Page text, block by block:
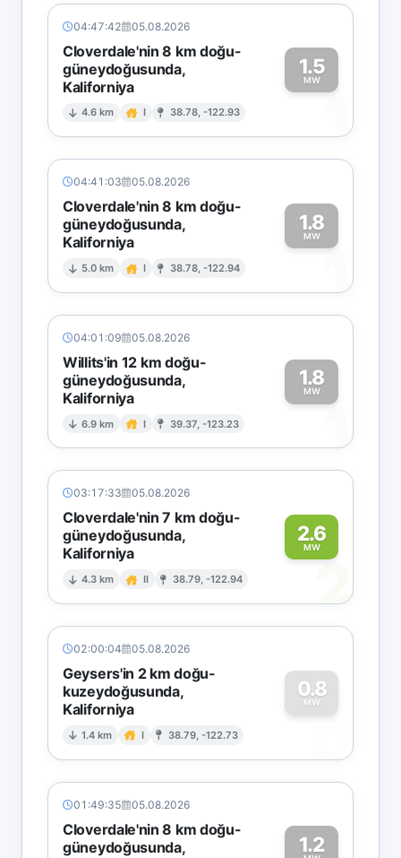
04:47:42 05.08.2026
Cloverdale'nin 8 km doğu-
güneydoğusunda,
Kaliforniya
4.6 km I 38.78, -122.93
1.5
MW
1
04:41:03 05.08.2026
Cloverdale'nin 8 km doğu-
güneydoğusunda,
Kaliforniya
5.0 km I 38.78, -122.94
1.8
MW
1
04:01:09 05.08.2026
Willits'in 12 km doğu-
güneydoğusunda,
Kaliforniya
6.9 km I 39.37, -123.23
1.8
MW
1
03:17:33 05.08.2026
Cloverdale'nin 7 km doğu-
güneydoğusunda,
Kaliforniya
4.3 km II 38.79, -122.94
2.6
MW
2
02:00:04 05.08.2026
Geysers'in 2 km doğu-
kuzeydoğusunda,
Kaliforniya
1.4 km I 38.79, -122.73
0.8
MW
0
01:49:35 05.08.2026
Cloverdale'nin 8 km doğu-
güneydoğusunda,
1.2